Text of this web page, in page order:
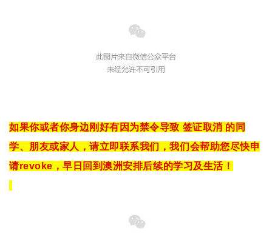
如果你或者你身边刚好有因为禁令导致 签证取消 的同
学、朋友或家人，请立即联系我们，我们会帮助您尽快申
请revoke，早日回到澳洲安排后续的学习及生活！